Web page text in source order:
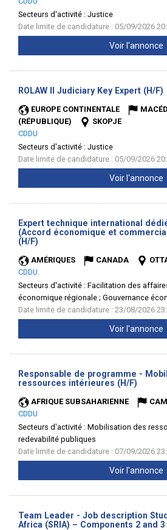
Secteurs d'activité : Justice
Date limite de candidature : 05/09/2026
Voir l'annonce
ROLAW II Judiciary Key Expert (H/F)
EUROPE CONTINENTALE
(RÉPUBLIQUE)
SKOPJE
CDDU
Secteurs d'activité : Justice
Date limite de candidature : 05/09/2026
Voir l'annonce
Expert technique international dédié
(Accord économique et
(H/F)
AMÉRIQUES CANADA
CDDU
Secteurs d'activité : Facilitation des
économique régionale ; Gouvernance
Date limite de candidature : 23/08/2026
Voir l'annonce
Responsable de programme -
ressources intérieures (H/F)
AFRIQUE SUBSAHARIENNE
CDDU
Secteurs d'activité : Mobilisation des
redevabilité publiques
Date limite de candidature : 07/09/2026
Voir l'annonce
Team Leader - Job description
Africa (SRIA) – Components 2 and 3